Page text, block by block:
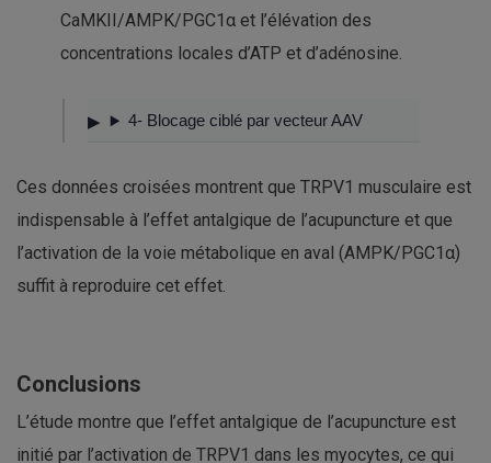
CaMKII/AMPK/PGC1α et l’élévation des
concentrations locales d’ATP et d’adénosine.
4- Blocage ciblé par vecteur AAV
Ces données croisées montrent que TRPV1 musculaire est
indispensable à l’effet antalgique de l’acupuncture et que
l’activation de la voie métabolique en aval (AMPK/PGC1α)
suffit à reproduire cet effet.
Conclusions
L’étude montre que l’effet antalgique de l’acupuncture est
initié par l’activation de TRPV1 dans les myocytes, ce qui